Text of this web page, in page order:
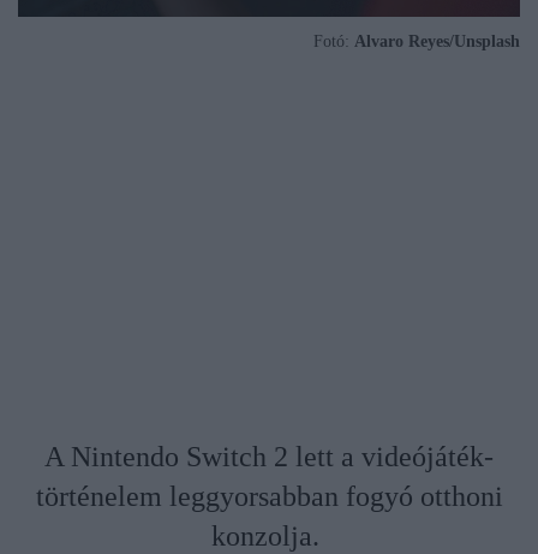
Fotó: Alvaro Reyes/Unsplash
A Nintendo Switch 2 lett a videójáték-
történelem leggyorsabban fogyó otthoni
konzolja.